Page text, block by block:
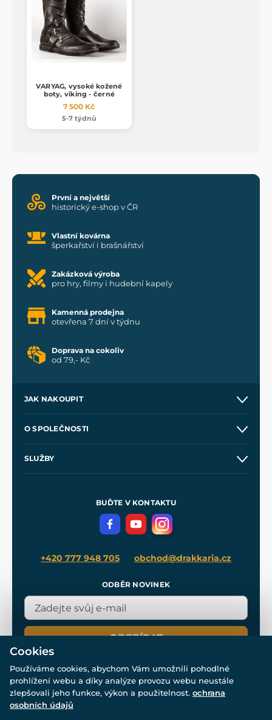
VARYAG, vysoké kožené
boty, viking - černé
7 500 Kč
5-7 týdnů
První a největší
historický e-shop v ČR
Vlastní kovárna
šperkařství i brašnářství
Zakázková výroba
pro hry, filmy i hudební kapely
Kamenná prodejna
otevřena 7 dní v týdnu
Doprava na cokoliv
od 79,- Kč
JAK NAKOUPIT
Velkoobchod
O SPOLEČNOSTI
SLUŽBY
Meče pro Kingdom Come
BUĎTE V KONTAKTU
+420 777 948 705 obchod@drakkaria.cz
ODBĚR NOVINEK
ODEBÍRAT
© Všechna práva vyhrazena. www.drakkaria.cz 2007-2026.
Cookies
Používáme cookies, abychom Vám umožnili pohodlné
prohlížení webu a díky analýze provozu webu neustále
zlepšovali jeho funkce, výkon a použitelnost. ochrana
osobních údajů